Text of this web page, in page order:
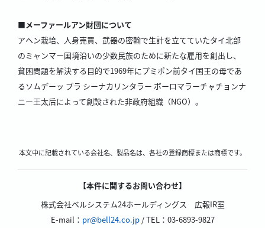
■メーファールアン財団について
アヘン栽培、人身売買、武器の密輸で生計を立てていたタイ北部
のミャンマー国境沿いの少数民族のために新たな雇用を創出し、
貧困問題を解決する目的で1969年にプミポン前タイ国王の母であ
るソムデーッ プラ シーナカリンタラー ボーロマラーチャチョンナ
ニー王太后によって創設された非政府組織（NGO）。
本文中に記載されている会社名、製品名は、各社の登録商標または商標です。
【本件に関するお問い合わせ】
株式会社ベルシステム24ホールディングス 広報IR室
E-mail： pr@bell24.co.jp/ TEL：03-6893-9827